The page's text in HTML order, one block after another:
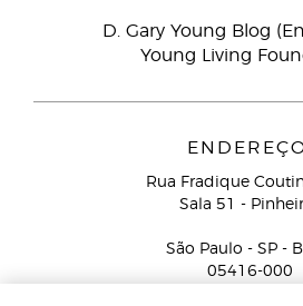
D. Gary Young Blog
Young Living
Rua Fradique
Sala 51 -
São Paulo - SP -
05416-000